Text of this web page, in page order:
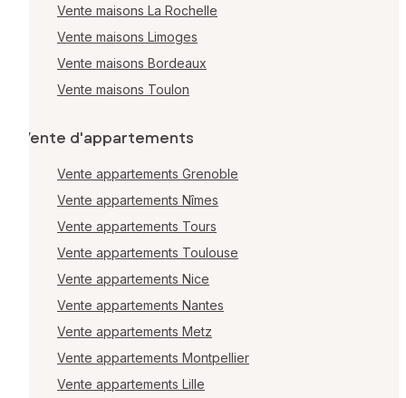
Vente maisons La Rochelle
Vente maisons Limoges
Vente maisons Bordeaux
Vente maisons Toulon
Vente d'appartements
Vente appartements Grenoble
Vente appartements Nîmes
Vente appartements Tours
Vente appartements Toulouse
Vente appartements Nice
Vente appartements Nantes
Vente appartements Metz
Vente appartements Montpellier
Vente appartements Lille